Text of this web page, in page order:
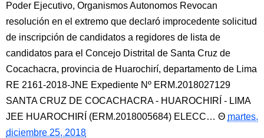
Poder Ejecutivo, Organismos Autonomos Revocan
resolución en el extremo que declaró improcedente solicitud
de inscripción de candidatos a regidores de lista de
candidatos para el Concejo Distrital de Santa Cruz de
Cocachacra, provincia de Huarochirí, departamento de Lima
RE 2161-2018-JNE Expediente Nº ERM.2018027129
SANTA CRUZ DE COCACHACRA - HUAROCHIRÍ - LIMA
JEE HUAROCHIRÍ (ERM.2018005684) ELECC…
martes,
diciembre 25, 2018